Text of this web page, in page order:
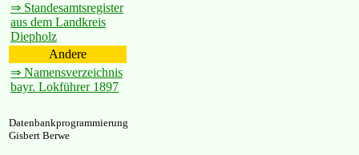
⇒ Standesamtsregister
aus dem Landkreis
Diepholz
Andere
⇒ Namensverzeichnis
bayr. Lokführer 1897
Datenbankprogrammierung
Gisbert Berwe